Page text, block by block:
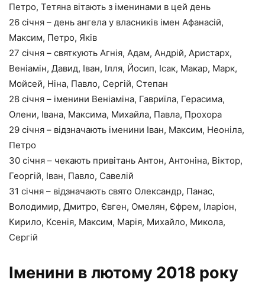
Петро, Тетяна вітають з іменинами в цей день
26 січня – день ангела у власників імен Афанасій,
Максим, Петро, Яків
27 січня – святкують Агнія, Адам, Андрій, Аристарх,
Веніамін, Давид, Іван, Ілля, Йосип, Ісак, Макар, Марк,
Мойсей, Ніна, Павло, Сергій, Степан
28 січня – іменини Веніаміна, Гавриїла, Герасима,
Олени, Івана, Максима, Михайла, Павла, Прохора
29 січня – відзначають іменини Іван, Максим, Неоніла,
Петро
30 січня – чекають привітань Антон, Антоніна, Віктор,
Георгій, Іван, Павло, Савелій
31 січня – відзначають свято Олександр, Панас,
Володимир, Дмитро, Євген, Омелян, Єфрем, Іларіон,
Кирило, Ксенія, Максим, Марія, Михайло, Микола,
Сергій
Іменини в лютому 2018 року